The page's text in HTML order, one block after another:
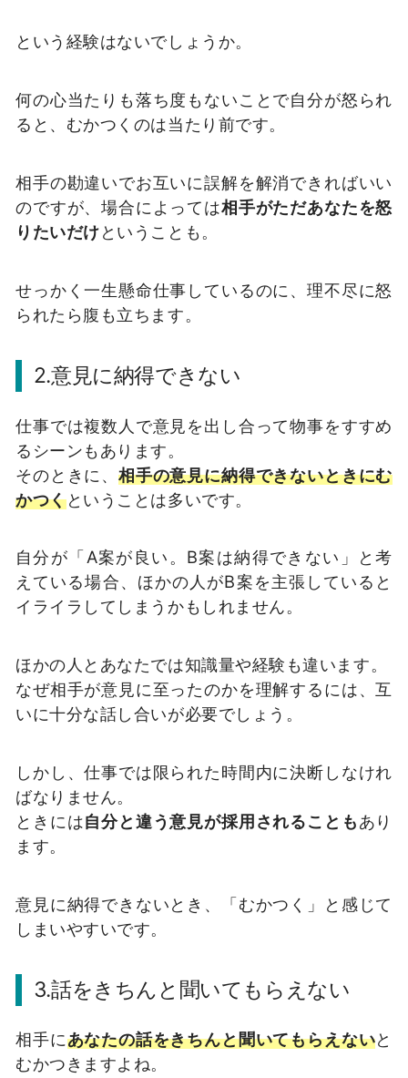
という経験はないでしょうか。
何の心当たりも落ち度もないことで自分が怒られ
ると、むかつくのは当たり前です。
相手の勘違いでお互いに誤解を解消できればいい
のですが、場合によっては相手がただあなたを怒
りたいだけということも。
せっかく一生懸命仕事しているのに、理不尽に怒
られたら腹も立ちます。
2.意見に納得できない
仕事では複数人で意見を出し合って物事をすすめ
るシーンもあります。
そのときに、 相手の意見に納得できないときにむ
かつくということは多いです。
自分が「A案が良い。B案は納得できない」と考
えている場合、ほかの人がB案を主張していると
イライラしてしまうかもしれません。
ほかの人とあなたでは知識量や経験も違います。
なぜ相手が意見に至ったのかを理解するには、互
いに十分な話し合いが必要でしょう。
しかし、仕事では限られた時間内に決断しなけれ
ばなりません。
ときには自分と違う意見が採用されることもあり
ます。
意見に納得できないとき、「むかつく」と感じて
しまいやすいです。
3.話をきちんと聞いてもらえない
相手にあなたの話をきちんと聞いてもらえないと
むかつきますよね。